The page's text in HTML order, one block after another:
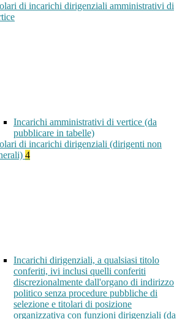
di incarichi dirigenziali amministrativi di
Incarichi amministrativi di vertice (da
pubblicare in tabelle)
di incarichi dirigenziali (dirigenti non
4
Incarichi dirigenziali, a qualsiasi titolo
conferiti, ivi inclusi quelli conferiti
discrezionalmente dall'organo di indirizzo
politico senza procedure pubbliche di
selezione e titolari di posizione
organizzativa con funzioni dirigenziali (da